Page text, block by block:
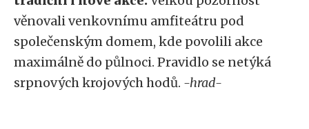
věnovali venkovnímu amfiteátru pod
společenským domem, kde povolili akce
maximálně do půlnoci. Pravidlo se netýká
srpnových krojových hodů. -hrad-